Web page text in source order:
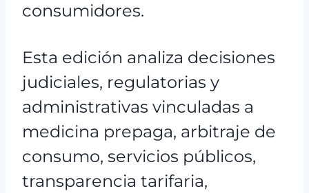
consumidores.
Esta edición analiza decisiones
judiciales, regulatorias y
administrativas vinculadas a
medicina prepaga, arbitraje de
consumo, servicios públicos,
transparencia tarifaria,